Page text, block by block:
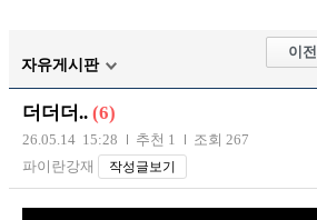
해외축구
자유게시판
이전
더더더.. (6)
26.05.14 15:28 추천 1
조회 267
파이란강재
작성글보기